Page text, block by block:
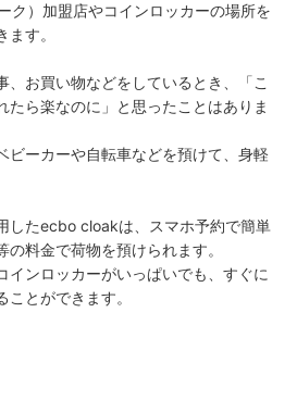
ク）加盟店やコインロッカーの場所を
す。
、お買い物などをしているとき、「こ
たら楽なのに」と思ったことはありま
ビーカーや自転車などを預けて、身軽
したecbo cloakは、スマホ予約で簡単
料金で荷物を預けられます。
インロッカーがいっぱいでも、すぐに
とができます。